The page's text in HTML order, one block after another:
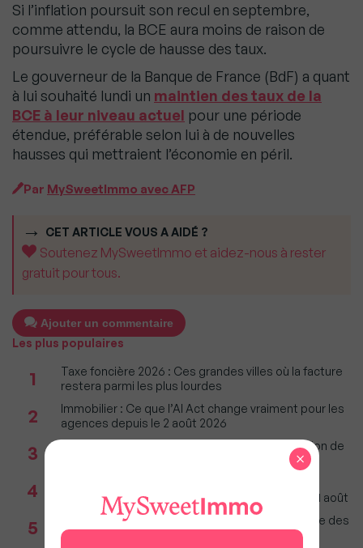
Si l’inflation poursuit son recul en septembre,
comme attendu, la BCE aura moins de raison de
poursuivre le cycle de hausse des taux.
Le gouverneur de la Banque de France (BdF) a quant
à lui souhaité lundi un maintien des taux de la
BCE à leur niveau actuel pour une période
étendue, préférable selon lui à de nouvelles
hausses qui mettraient l’économie en péril.
Par MySweetImmo avec AFP
CET ARTICLE VOUS A AIDÉ ?
Soutenez MySweetImmo et aidez-nous à rester
gratuit pour tous.
Ajouter un commentaire
Les plus populaires
1
Taxe foncière 2026 : Ces grandes villes où la facture
restera parmi les plus lourdes
2
Immobilier : Ce que l’AI Act change vraiment pour les
agences depuis le 2 août 2026
3
Incendies : Quels sont vos droits si votre location de
4
téléphonique fixe les règles applicables dès le 11 août
5
Incendies en Gironde : Faut-il craindre une baisse des
prix sur le Bassin d'Arcachon ?
×